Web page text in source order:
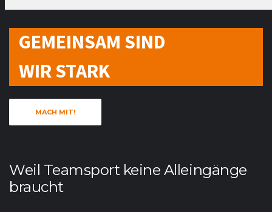
GEMEINSAM SIND
WIR STARK
MACH MIT!
Weil Teamsport keine Alleingänge
braucht